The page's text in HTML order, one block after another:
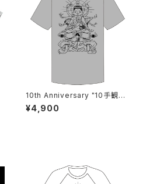
10th Anniversary "10手観音"
Tee
¥4,900